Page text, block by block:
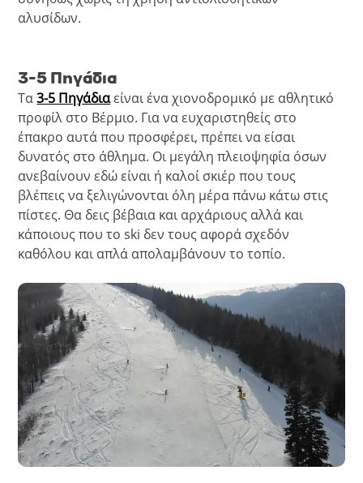
αλυσίδων.
3-5 Πηγάδια
Τα3-5 Πηγάδιαείναι ένα χιονοδρομικό με αθλητικό
προφίλ στο Βέρμιο. Για να ευχαριστηθείς στο
έπακρο αυτά που προσφέρει, πρέπει να είσαι
δυνατός στο άθλημα. Οι μεγάλη πλειοψηφία όσων
ανεβαίνουν εδώ είναι ή καλοί σκιέρ που τους
βλέπεις να ξελιγώνονται όλη μέρα πάνω κάτω στις
πίστες. Θα δεις βέβαια και αρχάριους αλλά και
κάποιους που το ski δεν τους αφορά σχεδόν
καθόλου και απλά απολαμβάνουν το τοπίο.